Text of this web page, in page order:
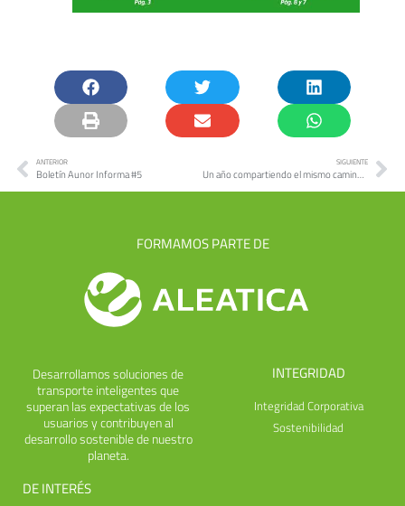
ANTERIOR
Boletín Aunor Informa #5
SIGUIENTE
Un año compartiendo el mismo camino | Memoria anual 2022 – Aunor
FORMAMOS PARTE DE
Desarrollamos soluciones de
transporte inteligentes que
superan las expectativas de los
usuarios y contribuyen al
desarrollo sostenible de nuestro
planeta.
INTEGRIDAD
Integridad Corporativa
Sostenibilidad
DE INTERÉS